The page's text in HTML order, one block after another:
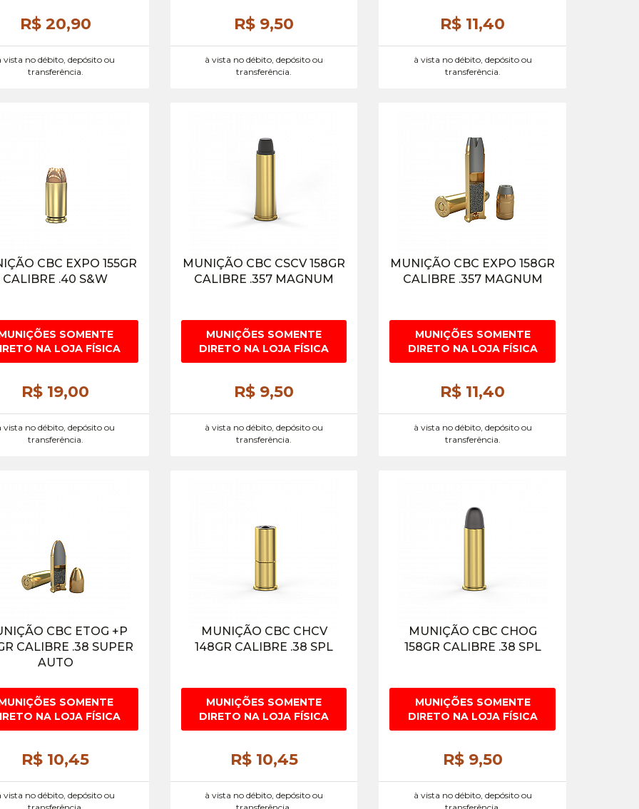
R$ 20,90
vista no débito, depósito ou
transferência.
R$ 9,50
à vista no débito, depósito ou
transferência.
R$ 11,40
à vista no débito, depósito ou
transferência.
CBC EXPO 155GR
CALIBRE .40 S&W
SOMENTE
NA LOJA FÍSICA
R$ 19,00
vista no débito, depósito ou
transferência.
MUNIÇÃO CBC CSCV 158GR
CALIBRE .357 MAGNUM
MUNIÇÕES SOMENTE
DIRETO NA LOJA FÍSICA
R$ 9,50
à vista no débito, depósito ou
transferência.
MUNIÇÃO CBC EXPO 158GR
CALIBRE .357 MAGNUM
MUNIÇÕES SOMENTE
DIRETO NA LOJA FÍSICA
R$ 11,40
à vista no débito, depósito ou
transferência.
CBC ETOG +P
CALIBRE .38 SUPER
AUTO
SOMENTE
NA LOJA FÍSICA
R$ 10,45
vista no débito, depósito ou
MUNIÇÃO CBC CHCV
148GR CALIBRE .38 SPL
MUNIÇÕES SOMENTE
DIRETO NA LOJA FÍSICA
R$ 10,45
à vista no débito, depósito ou
MUNIÇÃO CBC CHOG
158GR CALIBRE .38 SPL
MUNIÇÕES SOMENTE
DIRETO NA LOJA FÍSICA
R$ 9,50
à vista no débito, depósito ou